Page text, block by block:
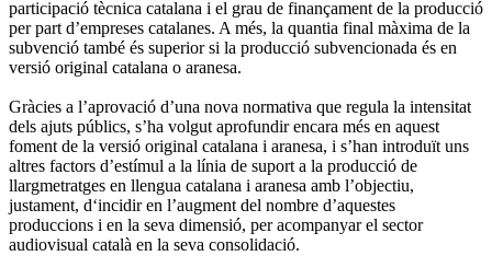
participació tècnica catalana i el grau de finançament de la producció
per part d’empreses catalanes. A més, la quantia final màxima de la
subvenció també és superior si la producció subvencionada és en
versió original catalana o aranesa.
Gràcies a l’aprovació d’una nova normativa que regula la intensitat
dels ajuts públics, s’ha volgut aprofundir encara més en aquest
foment de la versió original catalana i aranesa, i s’han introduït uns
altres factors d’estímul a la línia de suport a la producció de
llargmetratges en llengua catalana i aranesa amb l’objectiu,
justament, d‘incidir en l’augment del nombre d’aquestes
produccions i en la seva dimensió, per acompanyar el sector
audiovisual català en la seva consolidació.